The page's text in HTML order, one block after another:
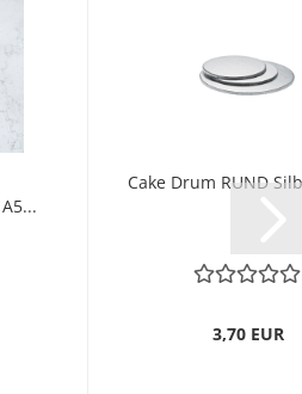
Cake Drum RUND
3,70 EUR